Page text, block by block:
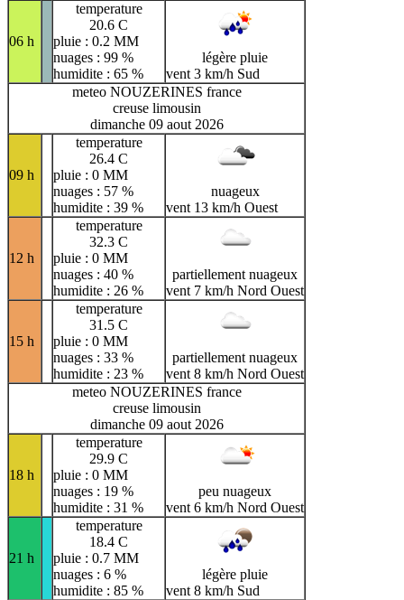
06 h
temperature
20.6 C
pluie : 0.2 MM
nuages : 99 %
humidite : 65 %
légère pluie
vent 3 km/h Sud
meteo NOUZERINES france
creuse limousin
dimanche 09 aout 2026
09 h
temperature
26.4 C
pluie : 0 MM
nuages : 57 %
humidite : 39 %
nuageux
vent 13 km/h Ouest
12 h
temperature
32.3 C
pluie : 0 MM
nuages : 40 %
humidite : 26 %
partiellement nuageux
vent 7 km/h Nord Ouest
15 h
temperature
31.5 C
pluie : 0 MM
nuages : 33 %
humidite : 23 %
partiellement nuageux
vent 8 km/h Nord Ouest
meteo NOUZERINES france
creuse limousin
dimanche 09 aout 2026
18 h
temperature
29.9 C
pluie : 0 MM
nuages : 19 %
humidite : 31 %
peu nuageux
vent 6 km/h Nord Ouest
21 h
temperature
18.4 C
pluie : 0.7 MM
nuages : 6 %
humidite : 85 %
légère pluie
vent 8 km/h Sud